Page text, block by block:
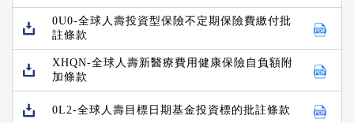
0U0-全球人壽投資型保險不定期保險費繳付批
註條款
XHQN-全球人壽新醫療費用健康保險自負額附
加條款
0L2-全球人壽目標日期基金投資標的批註條款